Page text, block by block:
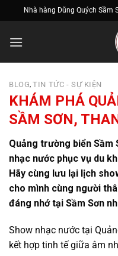
qua
nội
Nhà hàng Dũng Quých Sầm
BLOG,TIN TỨC - SỰ KIỆN
KHÁM PHÁ
SẦM SƠN,
Quảng trường biển Sầm
nhạc nước phục vụ du
Hãy cùng lưu lại lịch
cho mình cùng người
đáng nhớ tại Sầm Sơn
Show nhạc nước tại
kết hợp tinh tế giữa âm